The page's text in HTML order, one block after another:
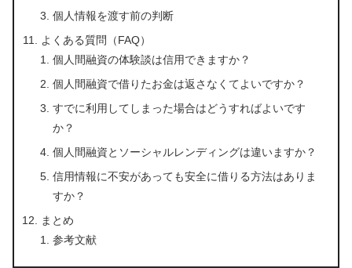
個人情報を渡す前の判断
よくある質問（FAQ）
個人間融資の体験談は信用できますか？
個人間融資で借りたお金は返さなくてよいですか？
すでに利用してしまった場合はどうすればよいです
か？
個人間融資とソーシャルレンディングは違いますか？
信用情報に不安があっても安全に借りる方法はありま
すか？
まとめ
参考文献